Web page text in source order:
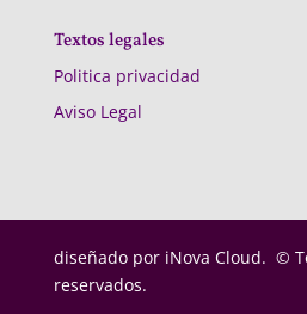
Textos legales
Politica privacidad
Aviso Legal
diseñado por iNova Cloud. ©
reservados.